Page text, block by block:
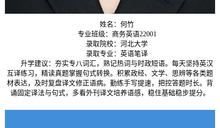
姓名：何竹
专业班级：商务英语22001
录取院校：河北大学
录取专业：英语笔译
升学建议： 夯实专八词汇，熟记热词与时政短语。每天坚持英汉
互译练习，精读真题掌握句式转换。积累政经、 文学、 思辨等各类题
材表达，
及时复盘译文修正语病。勤练手写提速，把控答题时长。背
诵固定译法与句式，多看外刊译文培养语感，稳住基础稳步提分。